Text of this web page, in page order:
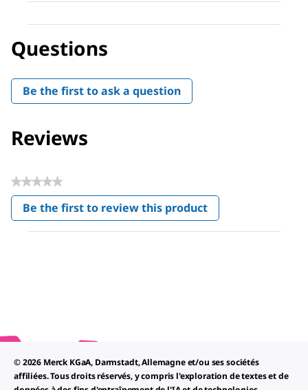
Questions
Be the first to ask a question
Reviews
★★★★★
No
rating
value
Be the first to review this product
.
This
© 2026 Merck KGaA, Darmstadt, Allemagne et/ou ses sociétés
affiliées. Tous droits réservés, y compris l'exploration de textes et de